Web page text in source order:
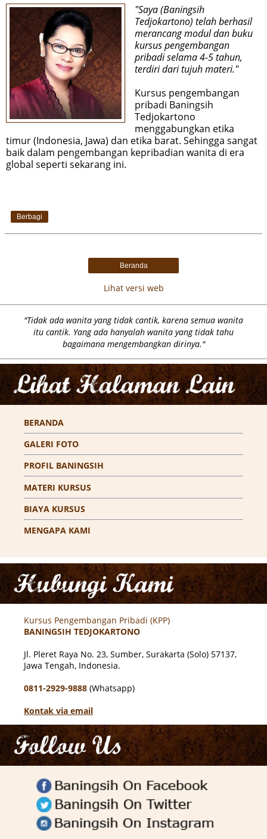
"Saya (Baningsih
Tedjokartono) telah berhasil
merancang modul dan buku
kursus pengembangan
pribadi selama 4-5 tahun,
terdiri dari tujuh materi."
Kursus pengembangan
pribadi Baningsih
Tedjokartono
menggabungkan etika
timur (Indonesia, Jawa) dan etika barat. Sehingga sangat
baik dalam pengembangan kepribadian wanita di era
global seperti sekarang ini.
Berbagi
Beranda
Lihat versi web
"Tidak ada wanita yang tidak cantik, karena semua wanita
itu cantik. Yang ada hanyalah wanita yang tidak tahu
bagaimana mengembangkan dirinya."
BERANDA
GALERI FOTO
PROFIL BANINGSIH
MATERI KURSUS
BIAYA KURSUS
MENGAPA KAMI
Kursus Pengembangan Pribadi (KPP)
BANINGSIH TEDJOKARTONO
Jl. Pleret Raya No. 23, Sumber, Surakarta (Solo) 57137,
Jawa Tengah, Indonesia.
0811-2929-9888 (Whatsapp)
Kontak via email